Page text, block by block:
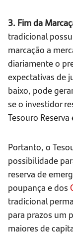
3. Fim da
tradicional
marcação a
diariamente o
expectativas de
baixo, pode
se o investidor
Tesouro
Portanto, o
possibilidade
reserva de
poupança e dos
tradicional
para prazos um
maiores de